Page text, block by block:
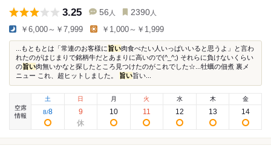
3.25 56 人 2390 人
￥6,000～￥7,999 ￥1,000～￥1,999
...もともとは「常連のお客様に旨い肉食べたい人いっぱいいると思うよ」と言わ
れたのがはじまりで銘柄牛だとあまりに高いので(^_^;) それらに負けないくらい
の旨い肉無いかなと探したところ見つけたのがこれでした☆...牡蠣の佃煮 裏メ
ニュー これ、超ヒットしました。 旨い旨い...
空席
情報
土
8/8
日
9
月
10
火
11
水
12
木
13
金
14